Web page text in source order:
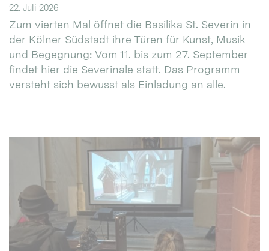
22. Juli 2026
Zum vierten Mal öffnet die Basilika St. Severin in
der Kölner Südstadt ihre Türen für Kunst, Musik
und Begegnung: Vom 11. bis zum 27. September
findet hier die Severinale statt. Das Programm
versteht sich bewusst als Einladung an alle.